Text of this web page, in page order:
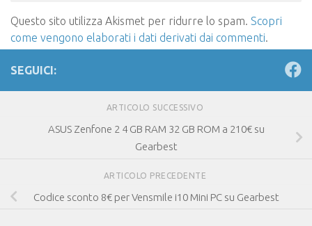
Questo sito utilizza Akismet per ridurre lo spam. Scopri
come vengono elaborati i dati derivati dai commenti.
SEGUICI:
ARTICOLO SUCCESSIVO
ASUS Zenfone 2 4 GB RAM 32 GB ROM a 210€ su
Gearbest
ARTICOLO PRECEDENTE
Codice sconto 8€ per Vensmile i10 Mini PC su Gearbest